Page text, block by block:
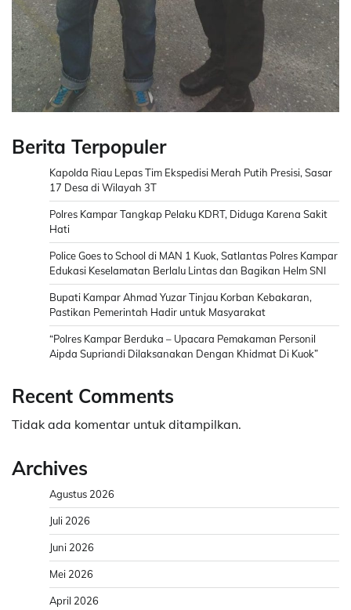
Berita Terpopuler
Kapolda Riau Lepas Tim Ekspedisi Merah Putih Presisi, Sasar
17 Desa di Wilayah 3T
Polres Kampar Tangkap Pelaku KDRT, Diduga Karena Sakit
Hati
Police Goes to School di MAN 1 Kuok, Satlantas Polres Kampar
Edukasi Keselamatan Berlalu Lintas dan Bagikan Helm SNI
Bupati Kampar Ahmad Yuzar Tinjau Korban Kebakaran,
Pastikan Pemerintah Hadir untuk Masyarakat
“Polres Kampar Berduka – Upacara Pemakaman Personil
Aipda Supriandi Dilaksanakan Dengan Khidmat Di Kuok”
Recent Comments
Tidak ada komentar untuk ditampilkan.
Archives
Agustus 2026
Juli 2026
Juni 2026
Mei 2026
April 2026